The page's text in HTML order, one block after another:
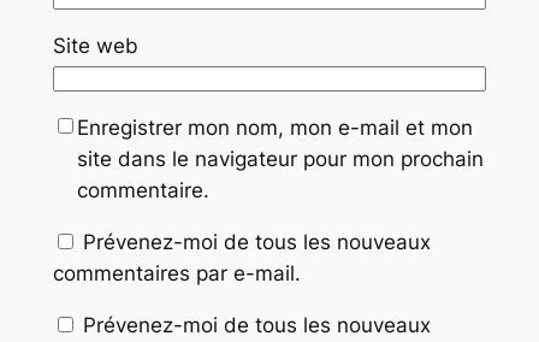
Site web
Enregistrer mon nom, mon e-mail et mon
site dans le navigateur pour mon prochain
commentaire.
Prévenez-moi de tous les nouveaux
commentaires par e-mail.
Prévenez-moi de tous les nouveaux